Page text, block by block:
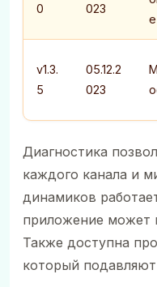
0
023
е
v1.3.
5
05.12.2
023
Диагностика
каждого канала и
динамиков
приложение может
Также доступна
который